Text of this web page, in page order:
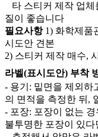
타 스티커 제작 업체
질이 좋습니다
필요사항1) 화학제품
시도안 견본
2) 스티커 제작 매수,
라벨(표시도안) 부착
- 용기: 밑면을 제외하
의 면적을 측정한 뒤,
- 포장: 포장이 없는
불투명한 포장이 있